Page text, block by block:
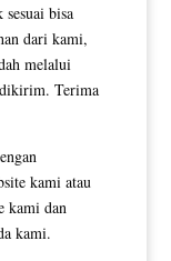
bisa
dari kami,
melalui
Terima
kami atau
kami dan
kami.